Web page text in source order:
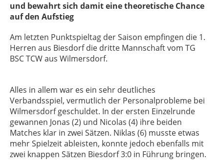
und bewahrt sich damit eine theoretische Chance
auf den Aufstieg
Am letzten Punktspieltag der Saison empfingen die 1.
Herren aus Biesdorf die dritte Mannschaft vom TG
BSC TCW aus Wilmersdorf.
Alles in allem war es ein sehr deutliches
Verbandsspiel, vermutlich der Personalprobleme bei
Wilmersdorf geschuldet. In der ersten Einzelrunde
gewannen Jonas (2) und Nicolas (4) ihre beiden
Matches klar in zwei Sätzen. Niklas (6) musste etwas
mehr Spielzeit ableisten, konnte jedoch ebenfalls mit
zwei knappen Sätzen Biesdorf 3:0 in Führung bringen.